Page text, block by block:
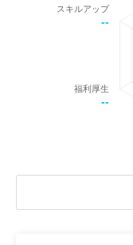
福利厚生
--
スキルアップ
--